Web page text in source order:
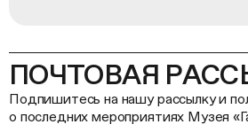
ПОЧТОВАЯ
Подпишитесь на нашу рассылку и
о последних мероприятиях Музея